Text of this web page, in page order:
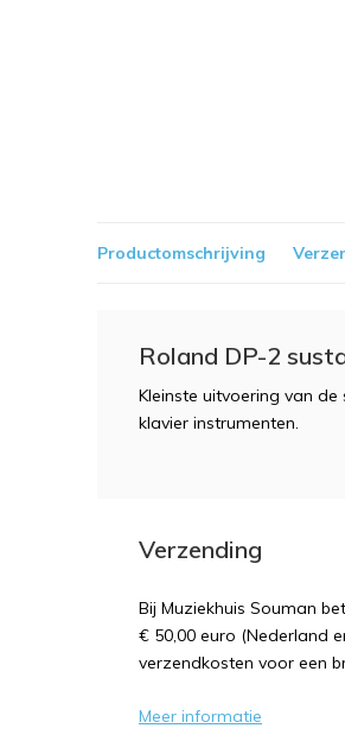
Productomschrijving
Roland DP-2
Kleinste uitvoering van
klavier instrumenten.
Verzending
Bij Muziekhuis Souman
€ 50,00 euro (Nederland
verzendkosten voor een
Meer informatie